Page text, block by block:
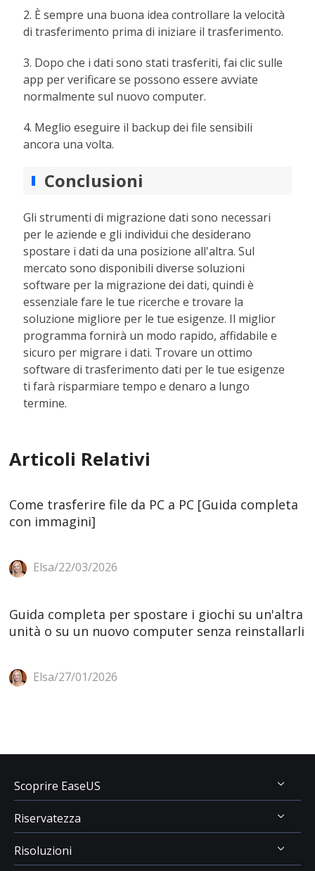
2. È sempre una buona idea controllare la velocità
di trasferimento prima di iniziare il trasferimento.
3. Dopo che i dati sono stati trasferiti, fai clic sulle
app per verificare se possono essere avviate
normalmente sul nuovo computer.
4. Meglio eseguire il backup dei file sensibili
ancora una volta.
Conclusioni
Gli strumenti di migrazione dati sono necessari
per le aziende e gli individui che desiderano
spostare i dati da una posizione all'altra. Sul
mercato sono disponibili diverse soluzioni
software per la migrazione dei dati, quindi è
essenziale fare le tue ricerche e trovare la
soluzione migliore per le tue esigenze. Il miglior
programma fornirà un modo rapido, affidabile e
sicuro per migrare i dati. Trovare un ottimo
software di trasferimento dati per le tue esigenze
ti farà risparmiare tempo e denaro a lungo
termine.
Articoli Relativi
Come trasferire file da PC a PC [Guida completa
con immagini]
Elsa/22/03/2026
Guida completa per spostare i giochi su un'altra
unità o su un nuovo computer senza reinstallarli
Elsa/27/01/2026
Scoprire EaseUS
Chi Siamo
Recensioni & Premi
Riservatezza
Disinstallazione
Risoluzioni